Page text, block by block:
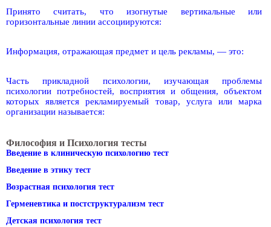
Принято считать, что изогнутые вертикальные или
горизонтальные линии ассоциируются:
Информация, отражающая предмет и цель рекламы, — это:
Часть прикладной психологии, изучающая проблемы
психологии потребностей, восприятия и общения, объектом
которых является рекламируемый товар, услуга или марка
организации называется:
Философия и Психология тесты
Введение в клиническую психологию тест
Введение в этику тест
Возрастная психология тест
Герменевтика и постструктурализм тест
Детская психология тест